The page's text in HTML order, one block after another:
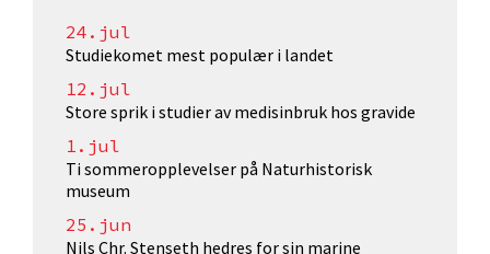
24.jul
Studiekomet mest populær i landet
12.jul
Store sprik i studier av medisinbruk hos gravide
1.jul
Ti sommeropplevelser på Naturhistorisk
museum
25.jun
Nils Chr. Stenseth hedres for sin marine